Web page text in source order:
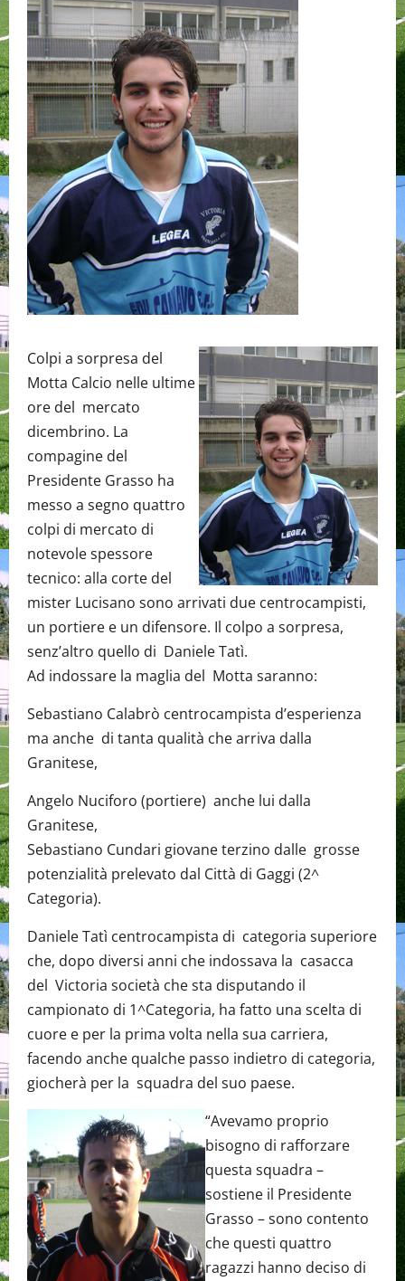
Colpi a sorpresa del
Motta Calcio nelle ultime
ore del mercato
dicembrino. La
compagine del
Presidente Grasso ha
messo a segno quattro
colpi di mercato di
notevole spessore
tecnico: alla corte del
mister Lucisano sono arrivati due centrocampisti,
un portiere e un difensore. Il colpo a sorpresa,
senz’altro quello di Daniele Tatì.
Ad indossare la maglia del Motta saranno:
Sebastiano Calabrò centrocampista d’esperienza
ma anche di tanta qualità che arriva dalla
Granitese,
Angelo Nuciforo (portiere) anche lui dalla
Granitese,
Sebastiano Cundari giovane terzino dalle grosse
potenzialità prelevato dal Città di Gaggi (2^
Categoria).
Daniele Tatì centrocampista di categoria superiore
che, dopo diversi anni che indossava la casacca
del Victoria società che sta disputando il
campionato di 1^Categoria, ha fatto una scelta di
cuore e per la prima volta nella sua carriera,
facendo anche qualche passo indietro di categoria,
giocherà per la squadra del suo paese.
“Avevamo proprio
bisogno di rafforzare
questa squadra –
sostiene il Presidente
Grasso – sono contento
che questi quattro
ragazzi hanno deciso di